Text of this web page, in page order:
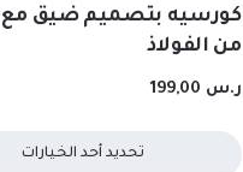
كورسيه بتصميم ضيق
من الفولاذ
ر.س
تحديد أحد الخيارات